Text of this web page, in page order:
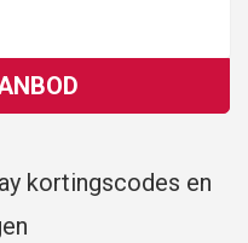
kortingscodes en